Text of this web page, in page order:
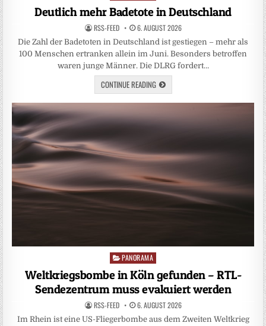
in
Deutlich mehr Badetote in Deutschland
RSS-FEED 6. AUGUST 2026
Die Zahl der Badetoten in Deutschland ist gestiegen – mehr als
100 Menschen ertranken allein im Juni. Besonders betroffen
waren junge Männer. Die DLRG fordert…
CONTINUE READING
Posted
PANORAMA
Weltkriegsbombe in Köln gefunden – RTL-
Sendezentrum muss evakuiert werden
RSS-FEED 6. AUGUST 2026
Im Rhein ist eine US-Fliegerbombe aus dem Zweiten Weltkrieg